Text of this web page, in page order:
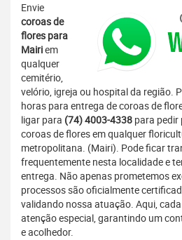
Envie
coroas de
flores para
Mairiem
qualquer
cemitério,
velório, igreja ou hospital da região.
horas para entrega de coroas de
ligar para (74) 4003-4338 para pedir
coroas de flores em qualquer
metropolitana. (Mairi). Pode ficar
frequentemente nesta localidade e
entrega. Não apenas prometemos
processos são oficialmente
validando nossa atuação. Aqui,
atenção especial, garantindo um
e acolhedor.